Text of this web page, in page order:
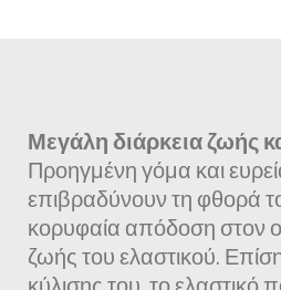
Μεγάλη διάρκεια ζωής
Προηγμένη γόμα και
επιβραδύνουν τη φθορά
κορυφαία απόδοση στον
ζωής του ελαστικού.